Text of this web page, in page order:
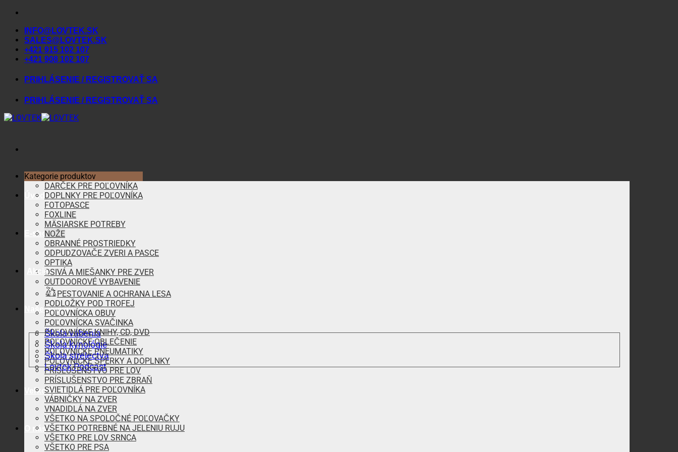
Skip
contentINFO@LOVTEK.SK
SALES@LOVTEK.SK
+421 915 102 107
+421 908 102 107
PRIHLÁSENIE / REGISTROVAŤ SA
PRIHLÁSENIE / REGISTROVAŤ SA
Úvod
E-shop
Akcie
Naše aktivity
Škola vábenia
Škola kynológie
Škola strelectva
Lovtek Podcast
Veľkoobchod
O nás
Kategorie produktov
DARČEK PRE POĽOVNÍKA
DOPLNKY PRE POĽOVNÍKA
FOTOPASCE
FOXLINE
MÄSIARSKE POTREBY
NOŽE
OBRANNÉ PROSTRIEDKY
ODPUDZOVAČE ZVERI A PASCE
OPTIKA
OSIVÁ A MIEŠANKY PRE ZVER
OUTDOOROVÉ VYBAVENIE
PESTOVANIE A OCHRANA LESA
PODLOŽKY POD TROFEJ
POĽOVNÍCKA OBUV
POĽOVNÍCKA SVAČINKA
POĽOVNÍCKE KNIHY, CD, DVD
POĽOVNÍCKE OBLEČENIE
POĽOVNÍCKE PNEUMATIKY
POĽOVNÍCKE ŠPERKY A DOPLNKY
PRÍSLUŠENSTVO PRE LOV
PRÍSLUŠENSTVO PRE ZBRAŇ
SVIETIDLÁ PRE POĽOVNÍKA
VÁBNIČKY NA ZVER
VNADIDLÁ NA ZVER
VŠETKO NA SPOLOČNÉ POĽOVAČKY
VŠETKO POTREBNÉ NA JELENIU RUJU
VŠETKO PRE LOV SRNCA
VŠETKO PRE PSA